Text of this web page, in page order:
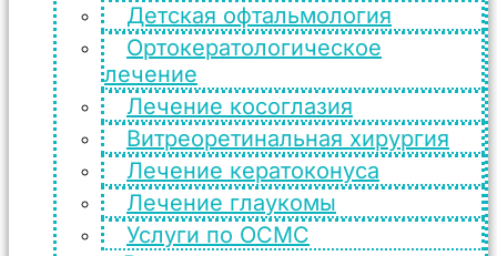
Детская офтальмология
Ортокератологическое
лечение
Лечение косоглазия
Витреоретинальная хирургия
Лечение кератоконуса
Лечение глаукомы
Услуги по ОСМС